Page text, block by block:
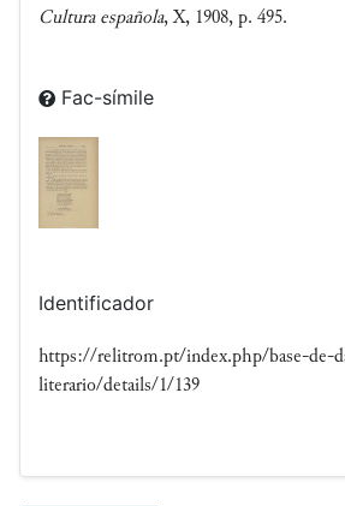
Cultura española, X, 1908, p. 495.
Fac-símile
Identificador
https://relitrom.pt/index.php/base-de-
literario/details/1/139